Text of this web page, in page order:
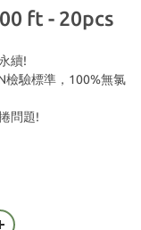
ft - 20pcs
續!
檢驗標準，100%無氯
問題!